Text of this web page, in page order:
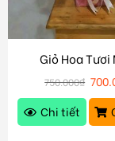
Giỏ Hoa Tươi
750.000₫
Chi tiết